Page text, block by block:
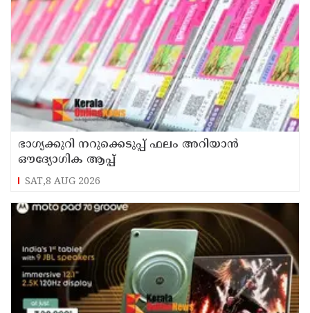
ഭാഗ്യക്കുറി നറുക്കെടുപ്പ് ഫലം അറിയാൻ
ഔദ്യോഗിക ആപ്പ്
SAT,8 AUG 2026